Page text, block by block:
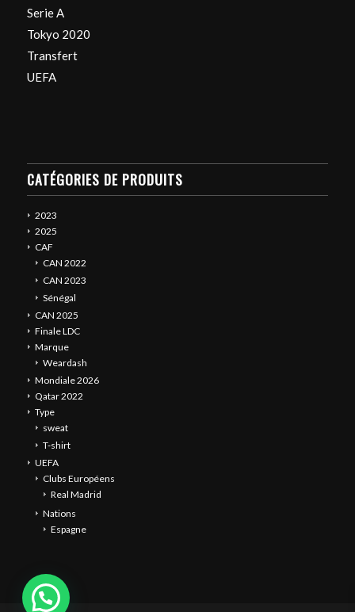
Serie A
Tokyo 2020
Transfert
UEFA
CATÉGORIES DE PRODUITS
2023
2025
CAF
CAN 2022
CAN 2023
Sénégal
CAN 2025
Finale LDC
Marque
Weardash
Mondiale 2026
Qatar 2022
Type
sweat
T-shirt
UEFA
Clubs Européens
Real Madrid
Nations
Espagne